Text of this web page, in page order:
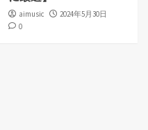
aimusic
2024年5月30日
0